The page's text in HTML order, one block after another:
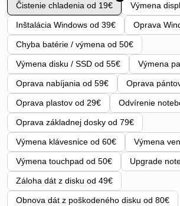
Čistenie chladenia od 19€
Výmena
Inštalácia Windows od 39€ Oprava
Chyba batérie / výmena od 50€
Výmena disku / SSD od 55€ Výmena
Oprava nabíjania od 59€ Oprava
Oprava plastov od 29€ Odvírenie
Oprava základnej dosky od 79€
Výmena klávesnice od 60€ Výmena
Výmena touchpad od 50€ Upgrade
Záloha dát z disku od 49€
Obnova dát z poškodeného disku od 80€